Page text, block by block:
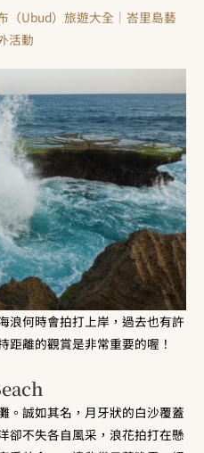
（Ubud）旅遊大全｜峇里島藝
活動
浪何時會拍打上岸，過去也有許
距離的觀賞是非常重要的喔！
。誠如其名，月牙狀的白沙覆蓋
卻不失各自風采，浪花拍打在懸